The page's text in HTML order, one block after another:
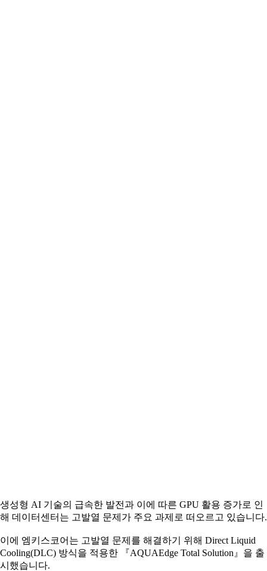
생성형 AI 기술의 급속한 발전과 이에 따른 GPU 활용 증가로 인
해 데이터센터는 고발열 문제가 주요 과제로 떠오르고 있습니다.
이에 엠키스코어는 고발열 문제를 해결하기 위해 Direct Liquid
Cooling(DLC) 방식을 적용한 『AQUAEdge Total Solution』을 출
시했습니다.